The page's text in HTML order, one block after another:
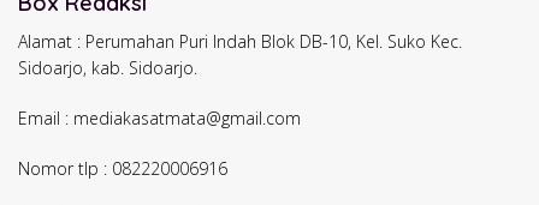
Alamat : Perumahan Puri Indah Blok DB-10, Kel. Suko Kec.
Sidoarjo, kab. Sidoarjo.
Email : mediakasatmata@gmail.com
Nomor tlp : 082220006916